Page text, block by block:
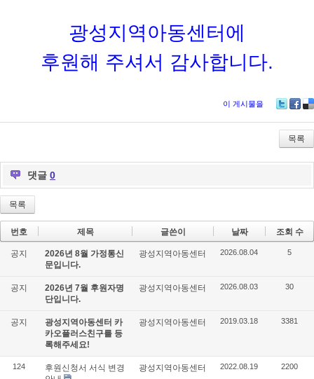
광성지역아동센터에
후원해 주셔서 감사합니다.
이 게시물을
bo
ok
ou
s
목록
댓글 0
목록
번호 제목 글쓴이 날짜 조회 수
공지
2026년 8월 가정통신
문입니다.
광성지역아동센터 2026.08.04 5
공지
2026년 7월 후원자명
단입니다.
광성지역아동센터 2026.08.03 30
공지
광성지역아동센터 카
카오플러스친구를 등
록해주세요!
광성지역아동센터 2019.03.18 3381
124
후원신청서 서식 변경
광성지역아동센터 2022.08.19 2200